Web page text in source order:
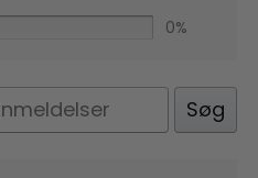
0%
Søg